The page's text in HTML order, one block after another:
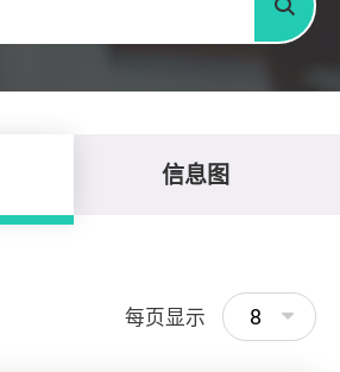
搜寻
信息图
每页显示 8